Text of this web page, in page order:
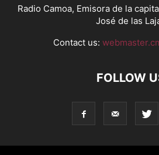
Radio Camoa, Emisora de la
José de las
Contact us:
FOLLOW